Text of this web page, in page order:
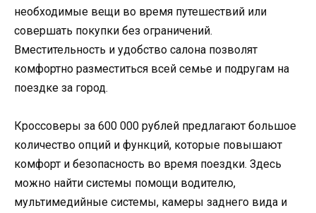
необходимые вещи во время путешествий или
совершать покупки без ограничений.
Вместительность и удобство салона позволят
комфортно разместиться всей семье и подругам на
поездке за город.
Кроссоверы за 600 000 рублей предлагают большое
количество опций и функций, которые повышают
комфорт и безопасность во время поездки. Здесь
можно найти системы помощи водителю,
мультимедийные системы, камеры заднего вида и